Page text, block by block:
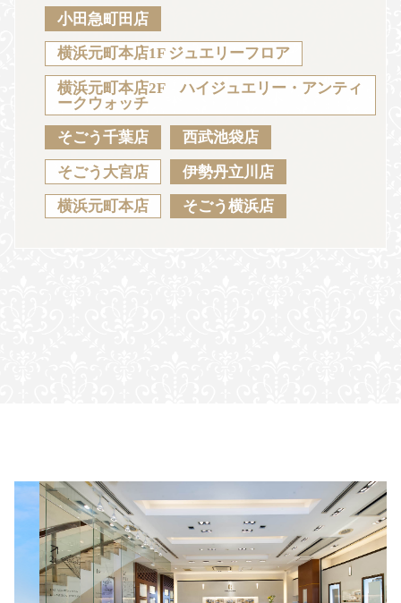
News Blog
Sustainability Voice Catalog
JA EN CH KO
小田急町田店
横浜元町本店1F ジュエリーフロア
横浜元町本店2F ハイジュエリー・アンティ
ークウォッチ
そごう千葉店 西武池袋店
そごう大宮店 伊勢丹立川店
横浜元町本店 そごう横浜店